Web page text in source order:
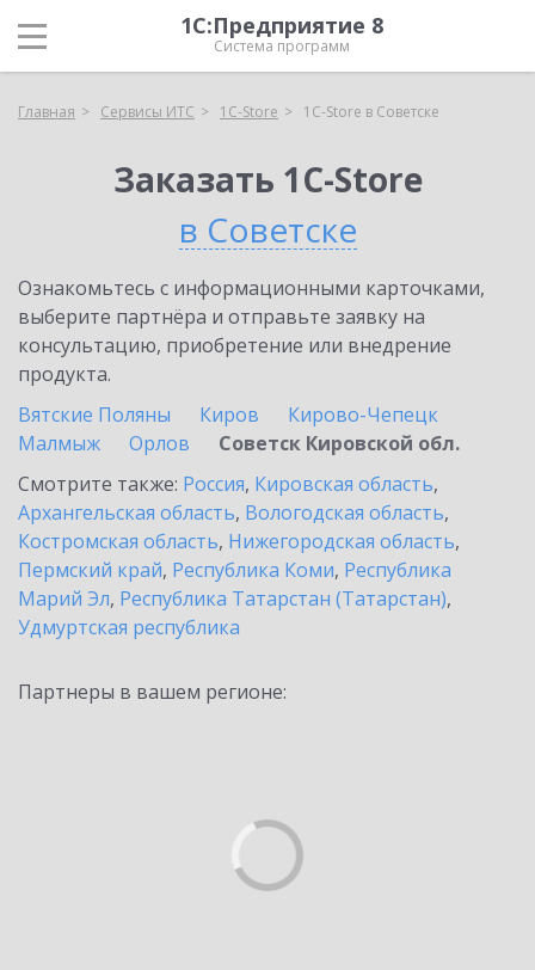
1С:Предприятие 8
Система программ
Главная Сервисы ИТС 1C-Store 1C-Store в Советске
Заказать 1C-Store
в Советске
Ознакомьтесь с информационными карточками,
выберите партнёра и отправьте заявку на
консультацию, приобретение или внедрение
продукта.
Вятские Поляны
Киров
Кирово-Чепецк
Малмыж
Орлов
Советск Кировской обл.
Смотрите также: Россия, Кировская область,
Архангельская область, Вологодская область,
Костромская область, Нижегородская область,
Пермский край, Республика Коми, Республика
Марий Эл, Республика Татарстан (Татарстан),
Удмуртская республика
Партнеры в вашем регионе: